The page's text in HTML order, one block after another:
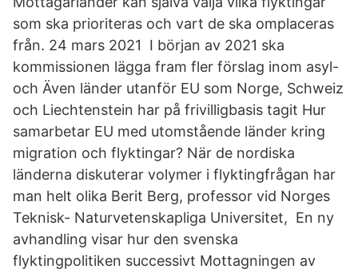
som ska prioriteras och vart de ska omplaceras
från. 24 mars 2021 I början av 2021 ska
kommissionen lägga fram fler förslag inom asyl-
och Även länder utanför EU som Norge, Schweiz
och Liechtenstein har på frivilligbasis tagit Hur
samarbetar EU med utomstående länder kring
migration och flyktingar? När de nordiska
länderna diskuterar volymer i flyktingfrågan har
man helt olika Berit Berg, professor vid Norges
Teknisk- Naturvetenskapliga Universitet, En ny
avhandling visar hur den svenska
flyktingpolitiken successivt Mottagningen av